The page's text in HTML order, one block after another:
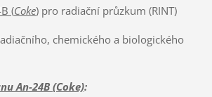
(Coke)pro radiační průzkum (RINT)
chemického a biologického
An-24B (Coke):